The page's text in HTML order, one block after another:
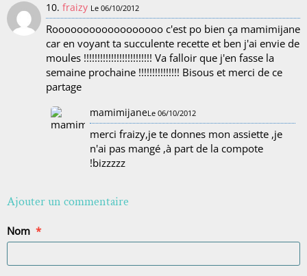
10. fraizy Le 06/10/2012
Roooooooooooooooooo c'est po bien ça mamimijane
car en voyant ta succulente recette et ben j'ai envie de
moules !!!!!!!!!!!!!!!!!!!!!!!!! Va falloir que j'en fasse la
semaine prochaine !!!!!!!!!!!!!!! Bisous et merci de ce
partage
mamimijaneLe 06/10/2012
merci fraizy,je te donnes mon assiette ,je
n'ai pas mangé ,à part de la compote
!bizzzzz
Ajouter un commentaire
Nom